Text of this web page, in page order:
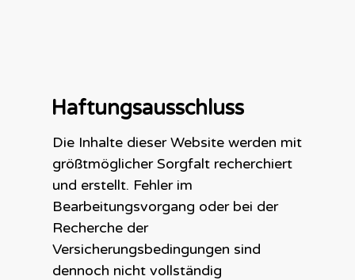
Haftungsausschluss
Die Inhalte dieser Website werden mit
größtmöglicher Sorgfalt recherchiert
und erstellt. Fehler im
Bearbeitungsvorgang oder bei der
Recherche der
Versicherungsbedingungen sind
dennoch nicht vollständig